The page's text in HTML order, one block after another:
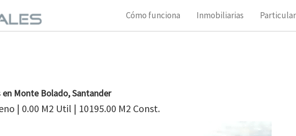
Cómo funciona Inmobiliarias
en Monte Bolado, Santander
| 0.00 M2 Util | 10195.00 M2 Const.